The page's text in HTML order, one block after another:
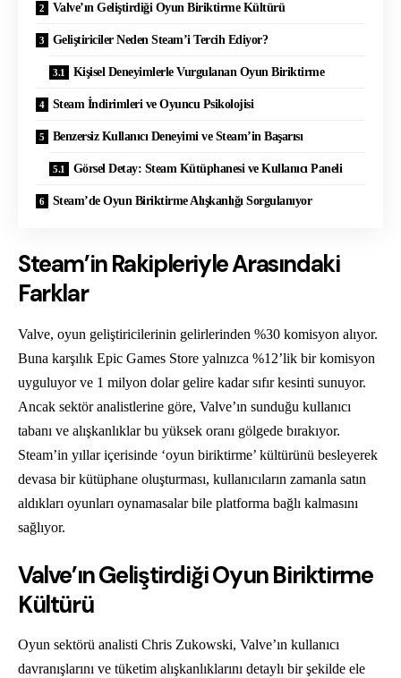
Valve’ın Geliştirdiği Oyun Biriktirme Kültürü
Geliştiriciler Neden Steam’i Tercih Ediyor?
Kişisel Deneyimlerle Vurgulanan Oyun Biriktirme
Steam İndirimleri ve Oyuncu Psikolojisi
Benzersiz Kullanıcı Deneyimi ve Steam’in Başarısı
Görsel Detay: Steam Kütüphanesi ve Kullanıcı Paneli
Steam’de Oyun Biriktirme Alışkanlığı Sorgulanıyor
Steam’in Rakipleriyle Arasındaki
Farklar
Valve, oyun geliştiricilerinin gelirlerinden %30 komisyon alıyor.
Buna karşılık Epic Games Store yalnızca %12’lik bir komisyon
uyguluyor ve 1 milyon dolar gelire kadar sıfır kesinti sunuyor.
Ancak sektör analistlerine göre, Valve’ın sunduğu kullanıcı
tabanı ve alışkanlıklar bu yüksek oranı gölgede bırakıyor.
Steam’in yıllar içerisinde ‘oyun biriktirme’ kültürünü besleyerek
devasa bir kütüphane oluşturması, kullanıcıların zamanla satın
aldıkları oyunları oynamasalar bile platforma bağlı kalmasını
sağlıyor.
Valve’ın Geliştirdiği Oyun Biriktirme
Kültürü
Oyun sektörü analisti Chris Zukowski, Valve’ın kullanıcı
davranışlarını ve tüketim alışkanlıklarını detaylı bir şekilde ele